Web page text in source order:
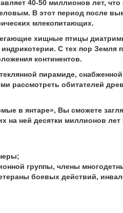
40-50 миллионов лет, что
В этот период после
млекопитающих.
хищные птицы
С тех пор Земля
континентов.
пирамиде,
рассмотреть обитателей
в янтаре», Вы сможете
на ней десятки миллионов лет
группы, члены
боевых действий,